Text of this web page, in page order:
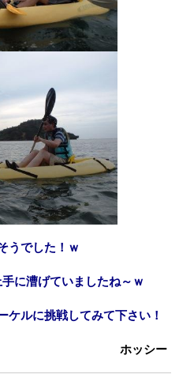
うでした！ｗ
に漕げていましたね～ｗ
ケルに挑戦してみて下さい！
ホッシー